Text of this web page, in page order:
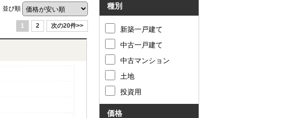
並び順
1 2 次の20件>>
種別
新築一戸建て
中古一戸建て
中古マンション
土地
投資用
価格